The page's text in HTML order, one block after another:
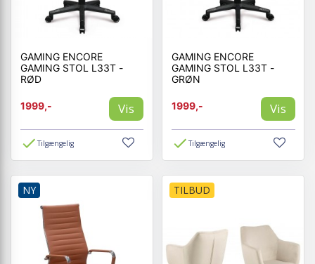
GAMING ENCORE
GAMING STOL L33T -
RØD
1999,- Vis
Tilgængelig
GAMING ENCORE
GAMING STOL L33T -
GRØN
1999,- Vis
Tilgængelig
NY TILBUD